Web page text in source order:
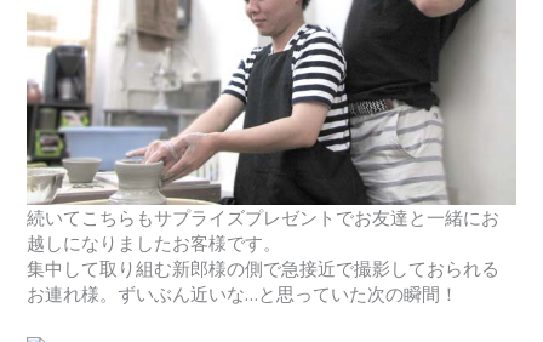
続いてこちらもサプライズプレゼントでお友達と一緒にお
越しになりましたお客様です。
集中して取り組む新郎様の側で急接近で撮影しておられる
お連れ様。ずいぶん近いな…と思っていた次の瞬間！